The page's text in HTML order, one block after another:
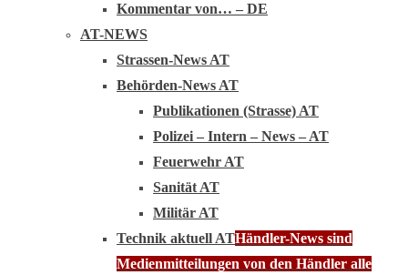
Kommentar von… – DE
AT-NEWS
Strassen-News AT
Behörden-News AT
Publikationen (Strasse) AT
Polizei – Intern – News – AT
Feuerwehr AT
Sanität AT
Militär AT
Technik aktuell ATHändler-News sind
Medienmitteilungen von den Händler alle